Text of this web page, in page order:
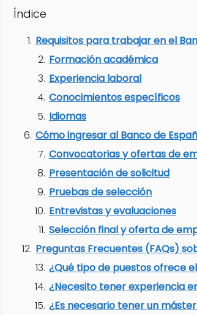
Índice
Requisitos para trabajar en el
Formación académica
Experiencia laboral
Conocimientos específicos
Idiomas
Cómo ingresar al Banco de
Convocatorias y ofertas de
Presentación de solicitud
Pruebas de selección
Entrevistas y evaluaciones
Selección final y oferta de
Preguntas Frecuentes (FAQs)
¿Qué tipo de puestos ofrece
¿Necesito tener experiencia
¿Es necesario tener un